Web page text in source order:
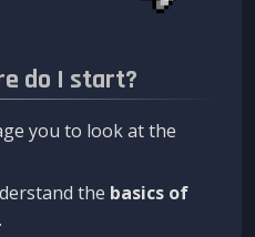
do I start?
you to look at the
the basics of
.